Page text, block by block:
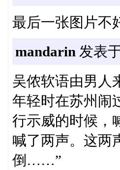
最后一张图片不
mandarin 发表
吴侬软语由男人
年轻时在苏州闹
行示威的时候，
喊了两声。这两
倒……”